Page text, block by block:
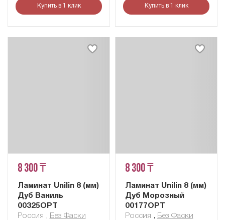
Купить в 1 клик Купить в 1 клик
8 300 ₸
Ламинат Unilin 8 (мм)
Дуб Ваниль
00325OPT
Россия , Без Фаски
8 300 ₸
Ламинат Unilin 8 (мм)
Дуб Морозный
00177OPT
Россия , Без Фаски